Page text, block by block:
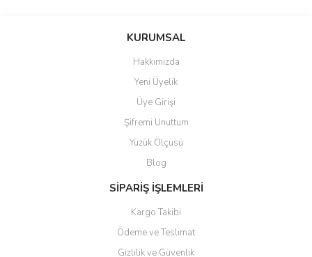
Bu ürüne ilk yorumu siz yapın!
Yorum Yaz
Ürün resmi kalitesiz, bozuk veya görüntülenemiyor.
Ürün açıklamasında eksik bilgiler bulunuyor.
Ürün bilgilerinde hatalar bulunuyor.
Ürün fiyatı diğer sitelerden daha pahalı.
Bu ürüne benzer farklı alternatifler olmalı.
KURUMSAL
Hakkımızda
Yeni Üyelik
Üye Girişi
Şifremi Unuttum
Yüzük Ölçüsü
Blog
SİPARİŞ İŞLEMLERİ
Kargo Takibi
Ödeme ve Teslimat
Gizlilik ve Güvenlik